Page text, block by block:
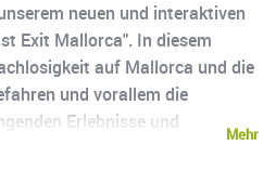
neuen und interaktiven
Exit Mallorca". In diesem
auf Mallorca und die
und vorallem die
Erlebnisse und
Mehr